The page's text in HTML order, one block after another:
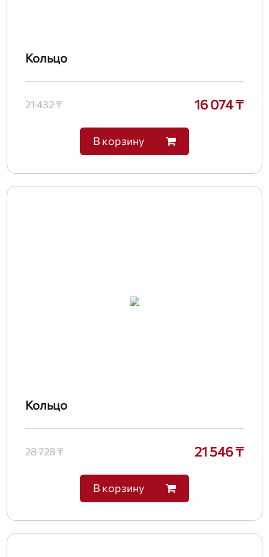
Кольцо
21 432 ₸ 16 074 ₸
В корзину
Кольцо
28 728 ₸ 21 546 ₸
В корзину